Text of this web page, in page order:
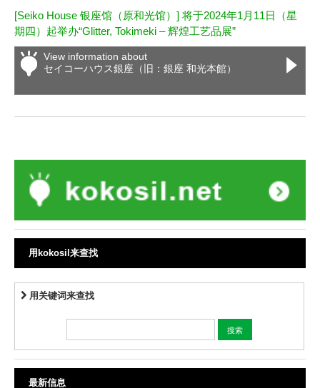
[Seiko House 银座馆（原和光馆）] 将于2024年1月11日（星
期四）起举办“Glitter, Tokimeki – 辉煌工艺品展”
View information about
セイコーハウス銀座（旧：銀座 和光本館）
用kokosil来查找
用关键词来查找
最新信息